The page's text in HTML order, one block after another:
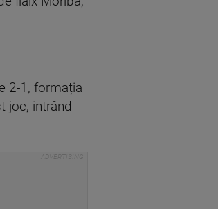
2-1, formația
joc, intrând